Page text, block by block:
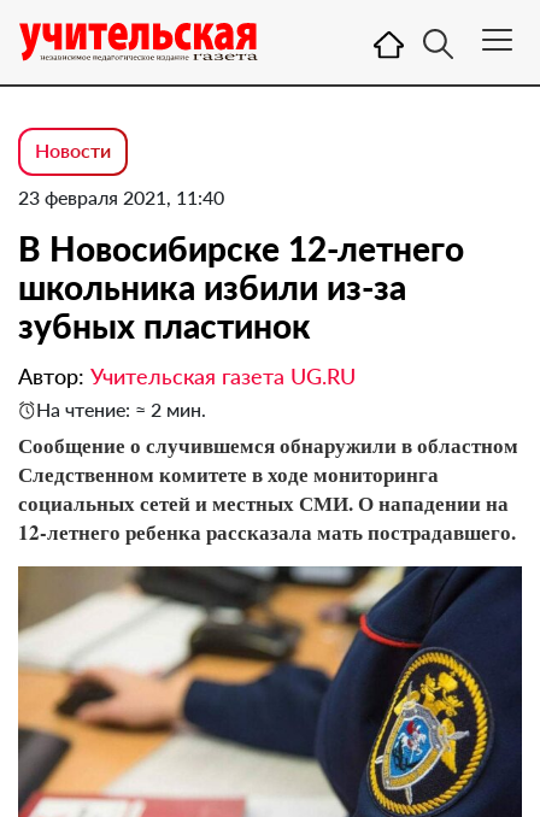
Новости
23 февраля 2021, 11:40
В Новосибирске 12-летнего
школьника избили из-за
зубных пластинок
Автор: Учительская газета UG.RU
На чтение: ≈ 2 мин.
Сообщение о случившемся обнаружили в областном
Следственном комитете в ходе мониторинга
социальных сетей и местных СМИ. О нападении на
12-летнего ребенка рассказала мать пострадавшего.